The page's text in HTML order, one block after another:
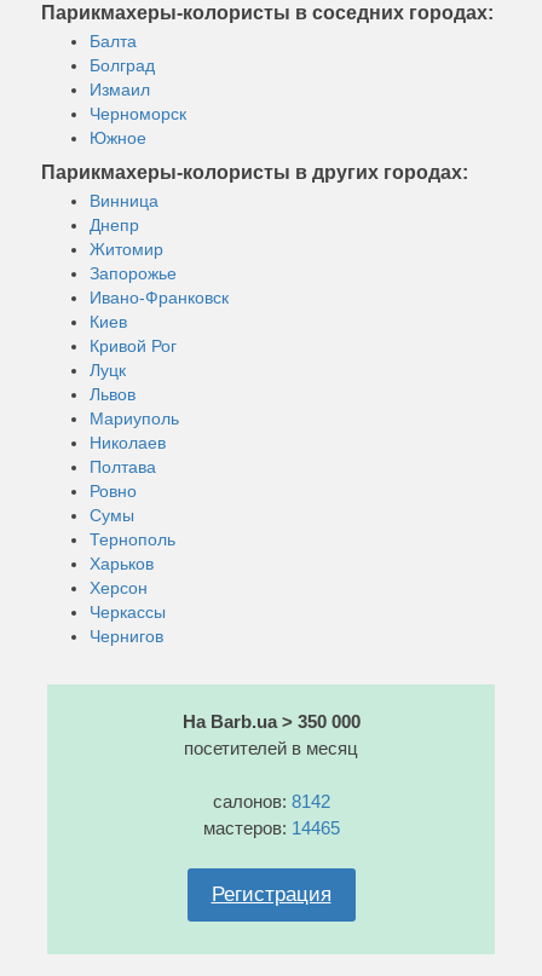
Парикмахеры-колористы в соседних городах:
Балта
Болград
Измаил
Черноморск
Южное
Парикмахеры-колористы в других городах:
Винница
Днепр
Житомир
Запорожье
Ивано-Франковск
Киев
Кривой Рог
Луцк
Львов
Мариуполь
Николаев
Полтава
Ровно
Сумы
Тернополь
Харьков
Херсон
Черкассы
Чернигов
На Barb.ua > 350 000
посетителей в месяц
салонов: 8142
мастеров: 14465
Регистрация